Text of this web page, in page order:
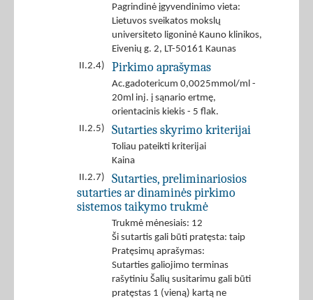
Pagrindinė įgyvendinimo vieta:
Lietuvos sveikatos mokslų
universiteto ligoninė Kauno klinikos,
Eivenių g. 2, LT-50161 Kaunas
II.2.4)
Pirkimo aprašymas
Ac.gadotericum 0,0025mmol/ml -
20ml inj. į sąnario ertmę,
orientacinis kiekis - 5 flak.
II.2.5)
Sutarties skyrimo kriterijai
Toliau pateikti kriterijai
Kaina
II.2.7)
Sutarties, preliminariosios
sutarties ar dinaminės pirkimo
sistemos taikymo trukmė
Trukmė mėnesiais: 12
Ši sutartis gali būti pratęsta: taip
Pratęsimų aprašymas:
Sutarties galiojimo terminas
rašytiniu Šalių susitarimu gali būti
pratęstas 1 (vieną) kartą ne